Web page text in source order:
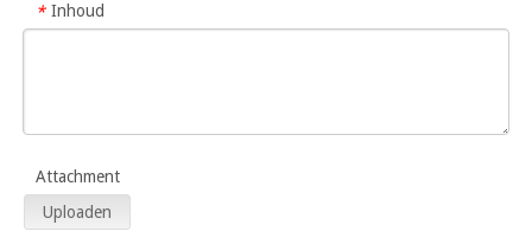
* Inhoud
Attachment
Uploaden